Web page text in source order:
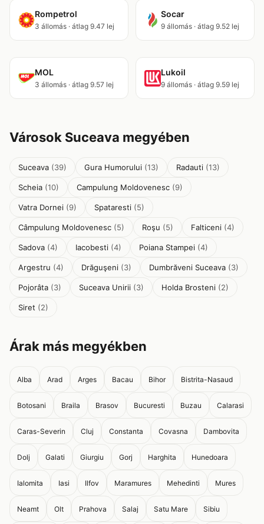
Rompetrol
3 állomás · átlag 9.47 lej
Socar
9 állomás · átlag 9.52 lej
MOL
3 állomás · átlag 9.57 lej
Lukoil
9 állomás · átlag 9.59 lej
Városok Suceava megyében
Suceava (39) Gura Humorului (13) Radauti (13)
Scheia (10) Campulung Moldovenesc (9)
Vatra Dornei (9) Spataresti (5)
Câmpulung Moldovenesc (5) Roşu (5) Falticeni (4)
Sadova (4) Iacobesti (4) Poiana Stampei (4)
Argestru (4) Drăguşeni (3) Dumbrăveni Suceava (3)
Pojorâta (3) Suceava Unirii (3) Holda Brosteni (2)
Siret (2)
Árak más megyékben
Alba Arad Arges Bacau Bihor Bistrita-Nasaud
Botosani Braila Brasov Bucuresti Buzau Calarasi
Caras-Severin Cluj Constanta Covasna Dambovita
Dolj Galati Giurgiu Gorj Harghita Hunedoara
Ialomita Iasi Ilfov Maramures Mehedinti Mures
Neamt Olt Prahova Salaj Satu Mare Sibiu